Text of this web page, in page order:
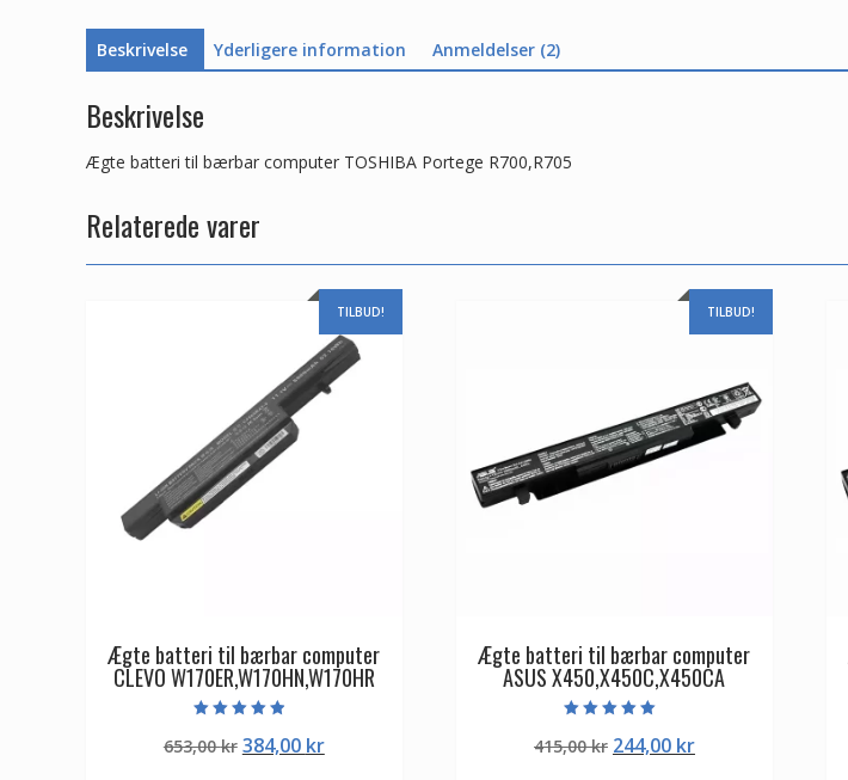
Beskrivelse Yderligere information Anmeldelser (2)
Beskrivelse
Ægte batteri til bærbar computer TOSHIBA Portege R700,R705
Relaterede varer
TILBUD!
Ægte batteri til bærbar computer
CLEVO W170ER,W170HN,W170HR
4.50
ud af 5
653,00kr Den
384,00 krDen
TILBUD!
Ægte batteri til bærbar computer
ASUS X450,X450C,X450CA
5.00
ud af 5
415,00kr Den
244,00 krDen